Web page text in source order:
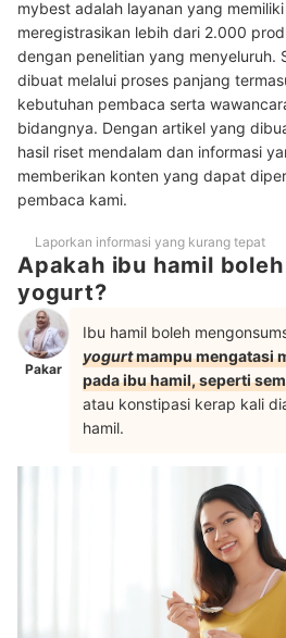
mybest adalah layanan yang
meregistrasikan lebih dari 2.000
dengan penelitian yang menyeluruh.
dibuat melalui proses panjang
kebutuhan pembaca serta
bidangnya. Dengan artikel yang
hasil riset mendalam dan informasi
memberikan konten yang dapat
pembaca kami.
Laporkan informasi yang kurang tepat
Apakah ibu hamil
yogurt?
Pakar
Ibu hamil boleh
yogurtmampu mengatasi
pada ibu hamil, seperti
atau konstipasi kerap kali
hamil.